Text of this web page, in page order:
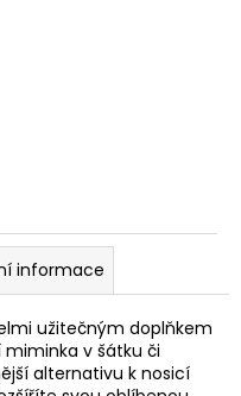
informace
užitečným doplňkem
v šátku či
alternativu k nosicí